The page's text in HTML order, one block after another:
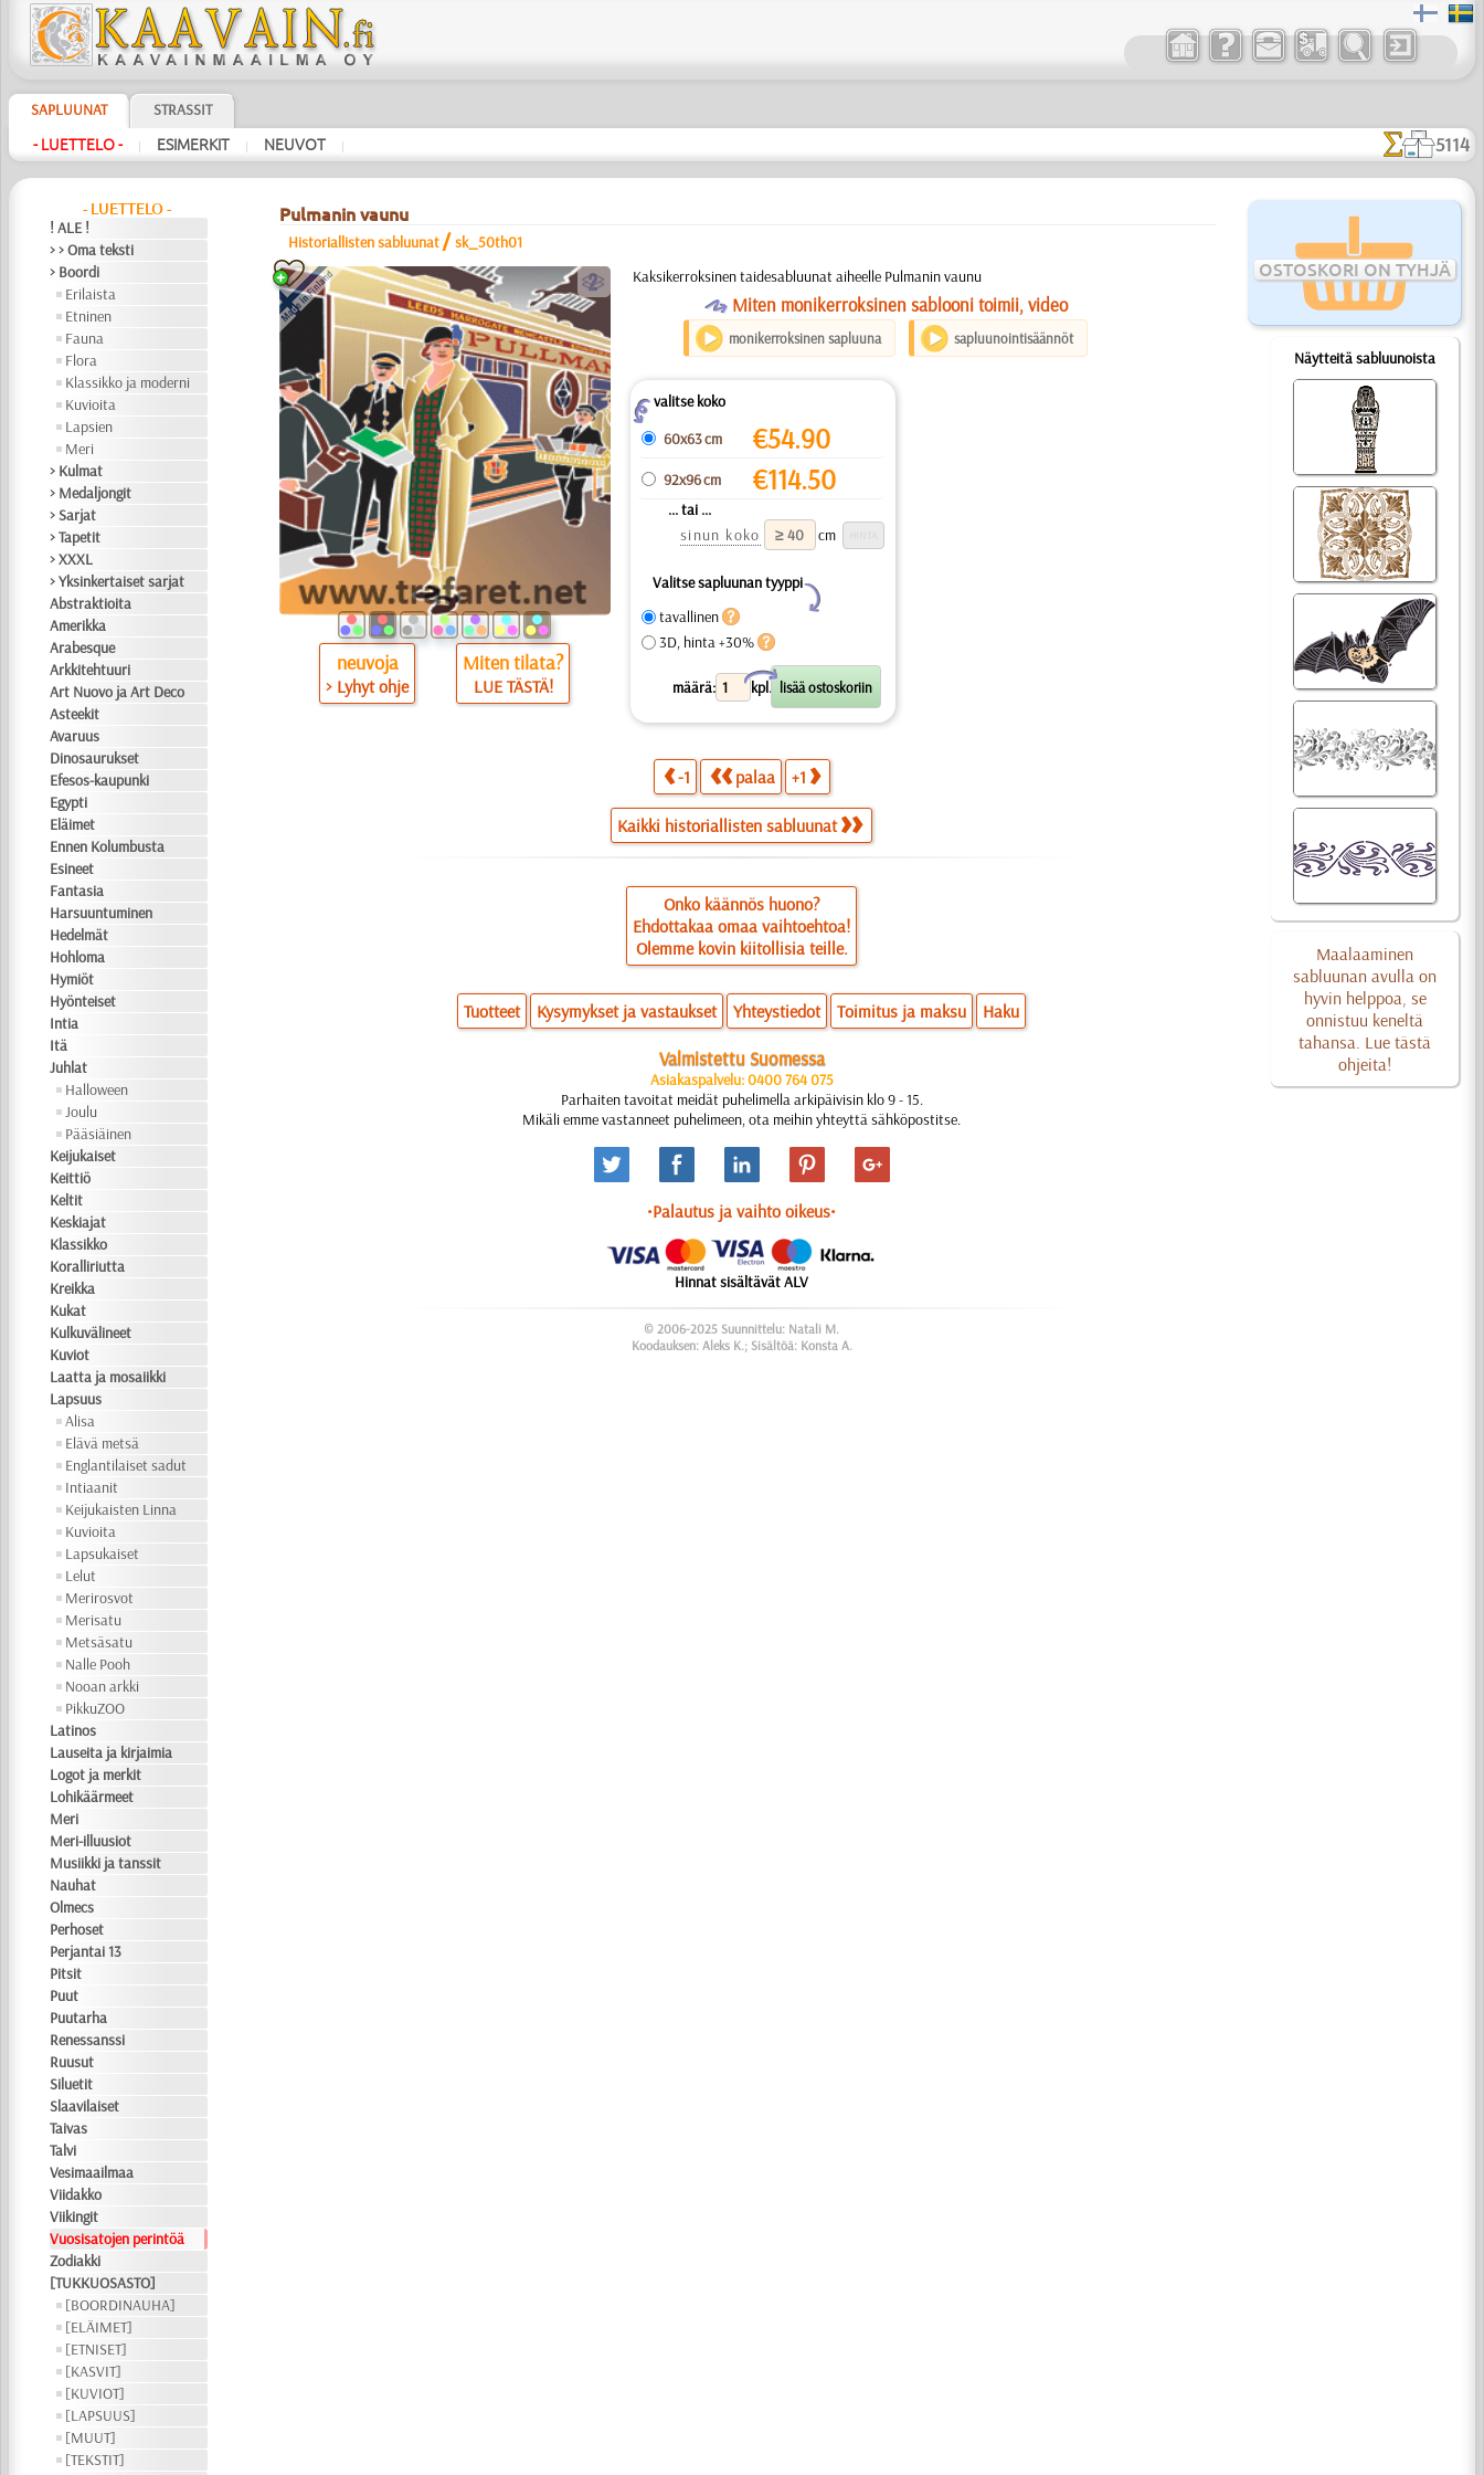
SAPLUUNAT STRASSIT
- LUETTELO - | ESIMERKIT | NEUVOT | 5114
- LUETTELO -
! ALE !
> > Oma teksti
> Boordi
Erilaista
Etninen
Fauna
Flora
Klassikko ja moderni
Kuvioita
Lapsien
Meri
> Kulmat
> Medaljongit
> Sarjat
> Tapetit
> XXXL
> Yksinkertaiset sarjat
Abstraktioita
Amerikka
Arabesque
Arkkitehtuuri
Art Nuovo ja Art Deco
Asteekit
Avaruus
Dinosaurukset
Efesos-kaupunki
Egypti
Eläimet
Ennen Kolumbusta
Esineet
Fantasia
Harsuuntuminen
Hedelmät
Hohloma
Hymiöt
Hyönteiset
Intia
Itä
Juhlat
Halloween
Joulu
Pääsiäinen
Keijukaiset
Keittiö
Keltit
Keskiajat
Klassikko
Koralliriutta
Kreikka
Kukat
Kulkuvälineet
Kuviot
Laatta ja mosaiikki
Lapsuus
Alisa
Elävä metsä
Englantilaiset sadut
Intiaanit
Keijukaisten Linna
Kuvioita
Lapsukaiset
Lelut
Merirosvot
Merisatu
Metsäsatu
Nalle Pooh
Nooan arkki
PikkuZOO
Latinos
Lauseita ja kirjaimia
Logot ja merkit
Lohikäärmeet
Meri
Meri-illuusiot
Musiikki ja tanssit
Nauhat
Olmecs
Perhoset
Perjantai 13
Pitsit
Puut
Puutarha
Renessanssi
Ruusut
Siluetit
Slaavilaiset
Taivas
Talvi
Vesimaailmaa
Viidakko
Viikingit
Vuosisatojen perintöä
Zodiakki
[TUKKUOSASTO]
[BOORDINAUHA]
[ELÄIMET]
[ETNISET]
[KASVIT]
[KUVIOT]
[LAPSUUS]
[MUUT]
[TEKSTIT]
OSTOSKORI ON TYHJÄ
Näytteitä sabluunoista
Maalaaminen
sabluunan avulla on
hyvin helppoa, se
onnistuu keneltä
tahansa. Lue tästä
ohjeita!
Pulmanin vaunu
Historiallisten sabluunat /sk_50th01
b
neuvoja
> Lyhyt ohje
Miten tilata?
LUE TÄSTÄ!
Kaksikerroksinen taidesabluunat aiheelle Pulmanin vaunu
O Miten monikerroksinen sablooni toimii, video
monikerroksinen sapluuna sapluunointisäännöt
Zvalitse koko
60x63 cm
€54.90
92x96 cm €114.50
... tai ...
sinun koko
cm
Valitse sapluunan tyyppi
Y
tavallinen
3D, hinta +30%
määrä: kpl.
X
-1 palaa +1
Kaikki historiallisten sabluunat
Onko käännös huono?
Ehdottakaa omaa vaihtoehtoa!
Olemme kovin kiitollisia teille.
Tuotteet Kysymykset ja vastaukset Yhteystiedot Toimitus ja maksu Haku
Valmistettu Suomessa
Asiakaspalvelu: 0400 764 075
Parhaiten tavoitat meidät puhelimella arkipäivisin klo 9 - 15.
Mikäli emme vastanneet puhelimeen, ota meihin yhteyttä sähköpostitse.
•Palautus ja vaihto oikeus•
Hinnat sisältävät ALV
© 2006-2025 Suunnittelu: Natali M.
Koodauksen: Aleks K.; Sisältöä: Konsta A.